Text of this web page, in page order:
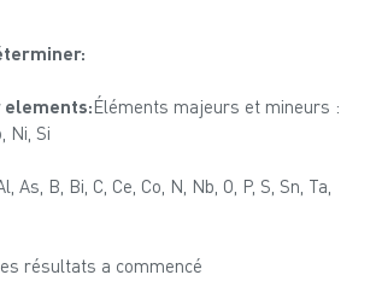
elements:Éléments majeurs et mineurs :
Ni, Si
As, B, Bi, C, Ce, Co, N, Nb, O, P, S, Sn, Ta,
résultats a commencé